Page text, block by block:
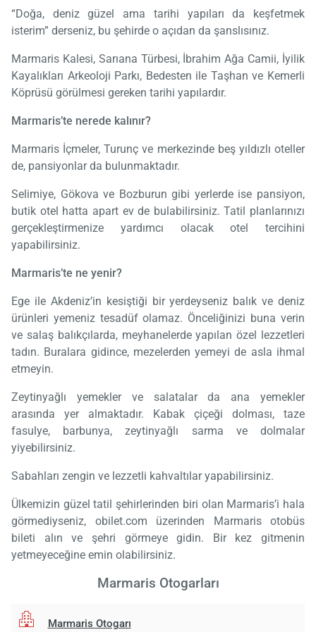
“Doğa, deniz güzel ama tarihi yapıları da keşfetmek
isterim” derseniz, bu şehirde o açıdan da şanslısınız.
Marmaris Kalesi, Sarıana Türbesi, İbrahim Ağa Camii, İyilik
Kayalıkları Arkeoloji Parkı, Bedesten ile Taşhan ve Kemerli
Köprüsü görülmesi gereken tarihi yapılardır.
Marmaris’te nerede kalınır?
Marmaris İçmeler, Turunç ve merkezinde beş yıldızlı oteller
de, pansiyonlar da bulunmaktadır.
Selimiye, Gökova ve Bozburun gibi yerlerde ise pansiyon,
butik otel hatta apart ev de bulabilirsiniz. Tatil planlarınızı
gerçekleştirmenize yardımcı olacak otel tercihini
yapabilirsiniz.
Marmaris’te ne yenir?
Ege ile Akdeniz’in kesiştiği bir yerdeyseniz balık ve deniz
ürünleri yemeniz tesadüf olamaz. Önceliğinizi buna verin
ve salaş balıkçılarda, meyhanelerde yapılan özel lezzetleri
tadın. Buralara gidince, mezelerden yemeyi de asla ihmal
etmeyin.
Zeytinyağlı yemekler ve salatalar da ana yemekler
arasında yer almaktadır. Kabak çiçeği dolması, taze
fasulye, barbunya, zeytinyağlı sarma ve dolmalar
yiyebilirsiniz.
Sabahları zengin ve lezzetli kahvaltılar yapabilirsiniz.
Ülkemizin güzel tatil şehirlerinden biri olan Marmaris’i hala
görmediyseniz, obilet.com üzerinden Marmaris otobüs
bileti alın ve şehri görmeye gidin. Bir kez gitmenin
yetmeyeceğine emin olabilirsiniz.
Marmaris Otogarları
Marmaris Otogarı